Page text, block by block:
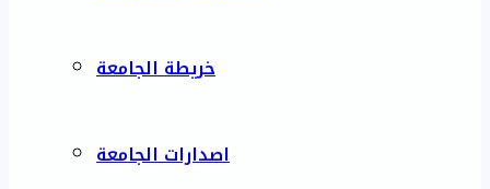
خريطة الجامعة
اصدارات الجامعة